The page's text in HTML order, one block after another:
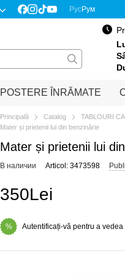
РусРум
POSTERE ÎNRĂMATE
Principală Catalog TABLOURI
Mater și prietenii lui din benzinărie
Mater și prietenii lui
В наличии Articol: 3473598
350Lei
% Autentificați-vă pentru a